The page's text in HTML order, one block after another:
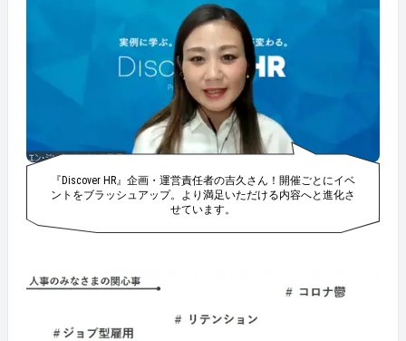
『Discover HR』企画・運営責任者の吉久さん！開催ごとにイベ
ントをブラッシュアップ。より満足いただける内容へと進化さ
せています。